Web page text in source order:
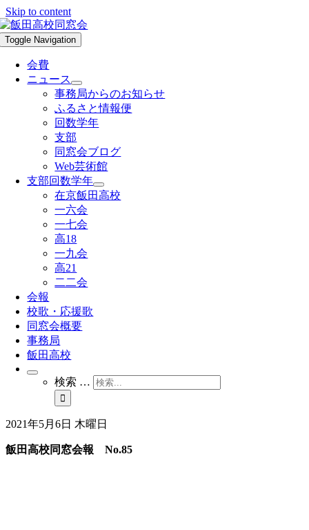
Skip to content
Toggle Navigation
会費
ニュース
事務局からのお知らせ
ふるさと情報便
回数学年
支部
同窓会ブログ
Web芸術館
支部回数学年
在京飯田高校
一六会
一七会
高18
一九会
高21
二二会
会報
校歌・応援歌
同窓会概要
事務局
飯田高校
検索 …
2021年5月6日 木曜日
飯田高校同窓会報 No.85